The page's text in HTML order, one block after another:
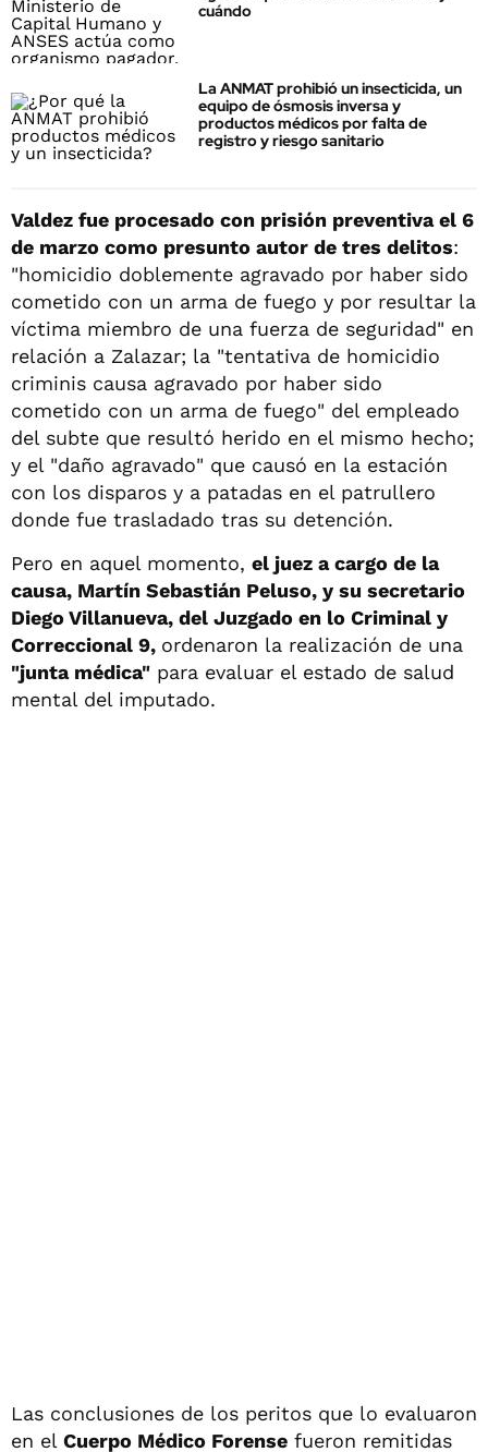
cuándo
La ANMAT prohibió un insecticida, un
equipo de ósmosis inversa y
productos médicos por falta de
registro y riesgo sanitario
Valdez fue procesado con prisión preventiva el 6
de marzo como presunto autor de tres delitos:
"homicidio doblemente agravado por haber sido
cometido con un arma de fuego y por resultar la
víctima miembro de una fuerza de seguridad" en
relación a Zalazar; la "tentativa de homicidio
criminis causa agravado por haber sido
cometido con un arma de fuego" del empleado
del subte que resultó herido en el mismo hecho;
y el "daño agravado" que causó en la estación
con los disparos y a patadas en el patrullero
donde fue trasladado tras su detención.
Pero en aquel momento, el juez a cargo de la
causa, Martín Sebastián Peluso, y su secretario
Diego Villanueva, del Juzgado en lo Criminal y
Correccional 9, ordenaron la realización de una
"junta médica" para evaluar el estado de salud
mental del imputado.
Las conclusiones de los peritos que lo evaluaron
en el Cuerpo Médico Forense fueron remitidas